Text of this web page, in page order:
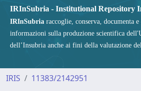
IRInSubria - Institutional Repository
IRInSubria raccoglie, conserva, documenta e
informazioni sulla produzione scientifica
dell’Insubria anche ai fini della valutazione
IRIS 11383/2142951